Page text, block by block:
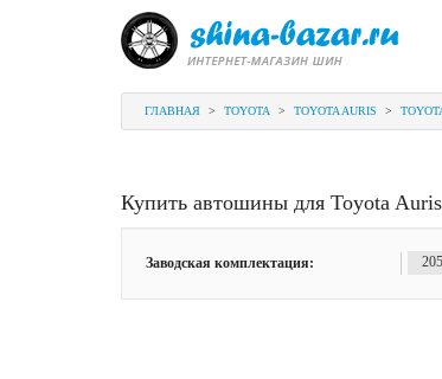
ГЛАВНАЯ > TOYOTA > TOYOTA AURIS >
Купить автошины для Toyota
Заводская комплектация: